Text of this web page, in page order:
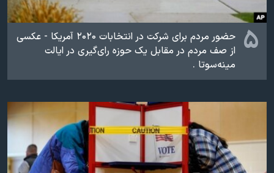
۵
حضور مردم برای شرکت در انتخابات ۲۰۲۰ آمریکا - عکسی
از صف مردم در مقابل یک حوزه رای‌گیری در ایالت
مینه‌سوتا .